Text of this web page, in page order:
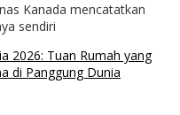
Kanada mencatatkan
sendiri